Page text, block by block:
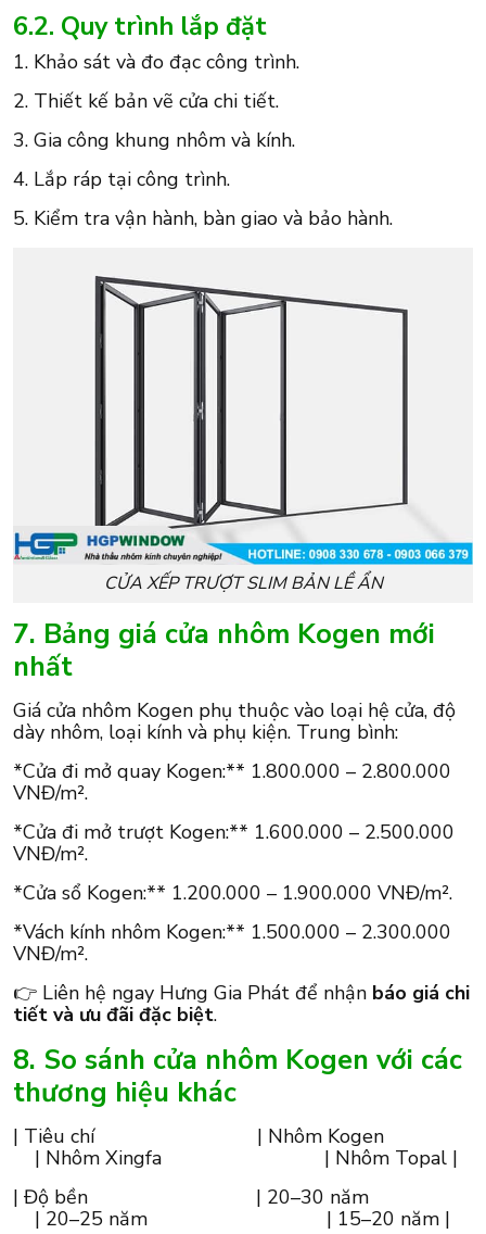
6.2. Quy trình lắp đặt
1. Khảo sát và đo đạc công trình.
2. Thiết kế bản vẽ cửa chi tiết.
3. Gia công khung nhôm và kính.
4. Lắp ráp tại công trình.
5. Kiểm tra vận hành, bàn giao và bảo hành.
CỬA XẾP TRƯỢT SLIM BẢN LỀ ẨN
7. Bảng giá cửa nhôm Kogen mới
nhất
Giá cửa nhôm Kogen phụ thuộc vào loại hệ cửa, độ
dày nhôm, loại kính và phụ kiện. Trung bình:
*Cửa đi mở quay Kogen:** 1.800.000 – 2.800.000
VNĐ/m².
*Cửa đi mở trượt Kogen:** 1.600.000 – 2.500.000
VNĐ/m².
*Cửa sổ Kogen:** 1.200.000 – 1.900.000 VNĐ/m².
*Vách kính nhôm Kogen:** 1.500.000 – 2.300.000
VNĐ/m².
👉 Liên hệ ngay Hưng Gia Phát để nhận báo giá chi
tiết và ưu đãi đặc biệt.
8. So sánh cửa nhôm Kogen với các
thương hiệu khác
| Tiêu chí | Nhôm Kogen
| Nhôm Xingfa | Nhôm Topal |
| Độ bền | 20–30 năm
| 20–25 năm | 15–20 năm |